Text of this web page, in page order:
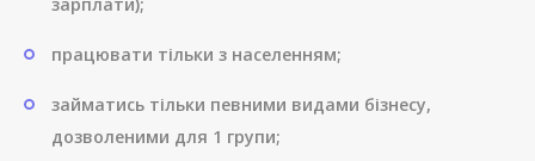
працювати тільки з населенням;
займатись тільки певними видами бізнесу,
дозволеними для 1 групи;